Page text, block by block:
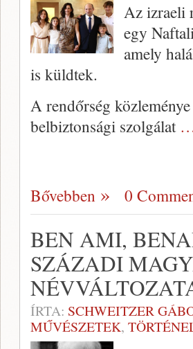
Az izraeli
egy
amely
is küldtek.
A rendőrség
belbiztonsági szolgálat
Bővebben 0
BEN AMI,
SZÁZADI
ÍRTA: SCHWEITZER
MŰVÉSZETEK,